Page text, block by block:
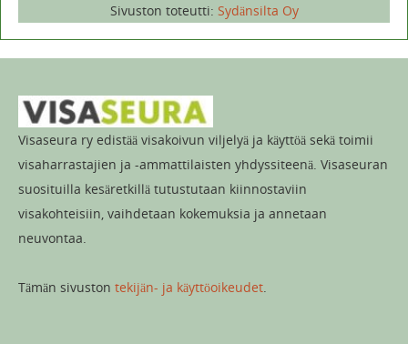
Sivuston toteutti: Sydänsilta Oy
Visaseura ry edistää visakoivun viljelyä ja käyttöä sekä toimii
visaharrastajien ja -ammattilaisten yhdyssiteenä. Visaseuran
suosituilla kesäretkillä tutustutaan kiinnostaviin
visakohteisiin, vaihdetaan kokemuksia ja annetaan
neuvontaa.
Tämän sivuston tekijän- ja käyttöoikeudet.